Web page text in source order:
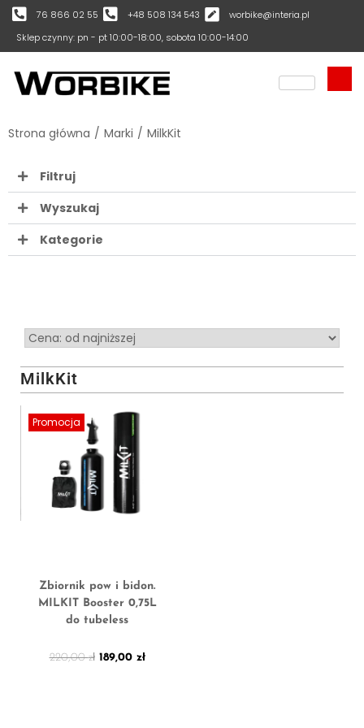
76 866 02 55 +48 508 134 543
worbike@interia.pl
Sklep czynny: pn - pt 10:00-18:00, sobota 10:00-14:00
Strona główna / Marki / MilkKit
Filtruj
Wyszukaj
Kategorie
Sort Products
MilkKit
Promocja
Zbiornik pow i bidon.
MILKIT Booster 0,75L
do tubeless
220,00zł 189,00 zł